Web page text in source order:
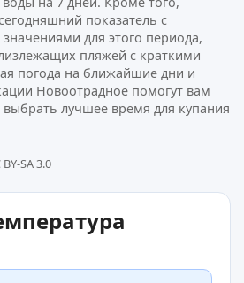
показатель с
для этого периода,
пляжей с краткими
погода на ближайшие дни и
Новоотрадное помогут вам
лучшее время для купания
SA 3.0